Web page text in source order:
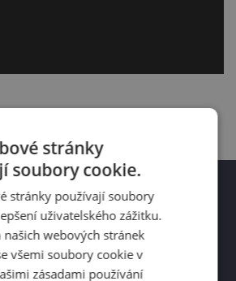
parametry
stránky
soubory cookie.
stránky používají soubory
uživatelského zážitku.
našich webových stránek
všemi soubory cookie v
zásadami používání